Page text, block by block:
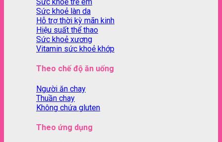
Sức khoẻ làn da
Hỗ trợ thời kỳ mãn kinh
Hiệu suất thể thao
Sức khoẻ xương
Vitamin sức khoẻ khớp
Theo chế độ ăn uống
Người ăn chay
Thuần chay
Không chứa gluten
Theo ứng dụng